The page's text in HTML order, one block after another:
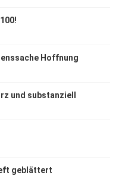
Hoffnung
und substanziell
geblättert